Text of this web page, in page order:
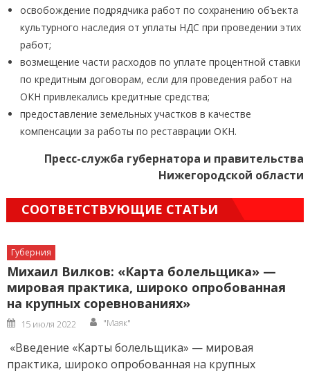
освобождение подрядчика работ по сохранению объекта
культурного наследия от уплаты НДС при проведении этих
работ;
возмещение части расходов по уплате процентной ставки
по кредитным договорам, если для проведения работ на
ОКН привлекались кредитные средства;
предоставление земельных участков в качестве
компенсации за работы по реставрации ОКН.
Пресс-служба губернатора и правительства
Нижегородской области
СООТВЕТСТВУЮЩИЕ СТАТЬИ
Губерния
Михаил Вилков: «Карта болельщика» —
мировая практика, широко опробованная
на крупных соревнованиях»
Posted
on
15 июля 2022 Author
"Маяк"
«Введение «Карты болельщика» — мировая
практика, широко опробованная на крупных